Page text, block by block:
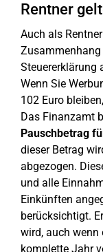
Rentner
Auch als
Zusammenhang
Steuererklärung
Wenn Sie
102 Euro
Das Finanzamt
Pauschbetrag
dieser Betrag
abgezogen.
und alle
Einkünften
berücksichtigt.
wird, auch wenn
komplette Jahr